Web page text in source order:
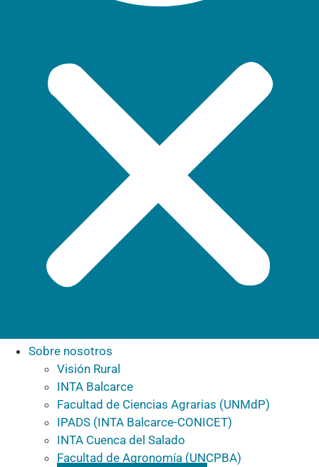
Sobre nosotros
Visión Rural
INTA Balcarce
Facultad de Ciencias Agrarias (UNMdP)
IPADS (INTA Balcarce-CONICET)
INTA Cuenca del Salado
Facultad de Agronomía (UNCPBA)